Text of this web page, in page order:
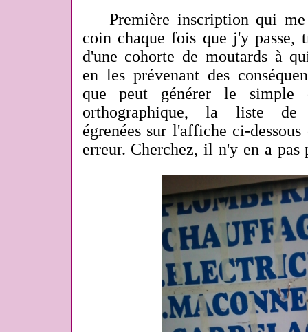
Première inscription qui
coin chaque fois que j'y passe,
d'une cohorte de moutards à
en les prévenant des
que peut générer le
orthographique, la liste de
égrenées sur l'affiche ci-
erreur. Cherchez, il n'y en a pas